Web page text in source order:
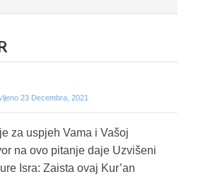
23 Decembra, 2021
za uspjeh Vama i Vašoj
na ovo pitanje daje Uzvišeni
Isra: Zaista ovaj Kur’an